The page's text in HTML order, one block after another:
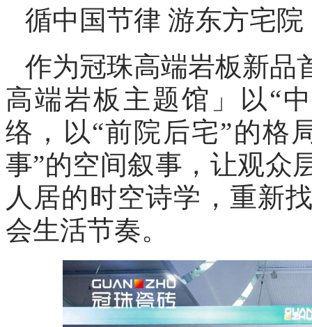
循中国节律 游东方宅院
作为冠珠高端岩板新品
高端岩板主题馆」以“
络，以“前院后宅”的格
事”的空间叙事，让观众
人居的时空诗学，重新
会生活节奏。